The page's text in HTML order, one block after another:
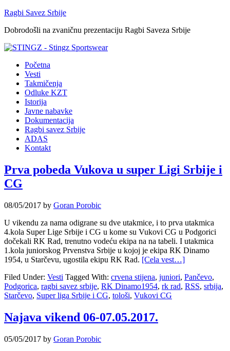
Ragbi Savez Srbije
Dobrodošli na zvaničnu prezentaciju Ragbi Saveza Srbije
Početna
Vesti
Takmičenja
Odluke KZT
Istorija
Javne nabavke
Dokumentacija
Ragbi savez Srbije
ADAS
Kontakt
Prva pobeda Vukova u super Ligi Srbije i
CG
08/05/2017 by Goran Porobic
U vikendu za nama odigrane su dve utakmice, i to prva utakmica
4.kola Super Lige Srbije i CG u kome su Vukovi CG u Podgorici
dočekali RK Rad, trenutno vodeću ekipa na na tabeli. I utakmica
1.kola juniorskog Prvenstva Srbije u kojoj je ekipa RK Dinamo
1954, u Starčevu, ugostila ekipu RK Rad. [Cela vest…]
Filed Under: Vesti Tagged With: crvena stijena, juniori, Pančevo,
Podgorica, ragbi savez srbije, RK Dinamo1954, rk rad, RSS, srbija,
Starčevo, Super liga Srbije i CG, tološi, Vukovi CG
Najava vikend 06-07.05.2017.
05/05/2017 by Goran Porobic